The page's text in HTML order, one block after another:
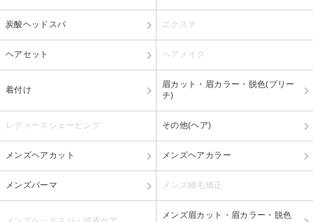
炭酸ヘッドスパ エクステ
ヘアセット ヘアメイク
着付け
眉カット・眉カラー・脱色(ブリー
チ)
レディースシェービング その他(ヘア)
メンズヘアカット メンズヘアカラー
メンズパーマ メンズ縮毛矯正
メンズ眉カット・眉カラー・脱色